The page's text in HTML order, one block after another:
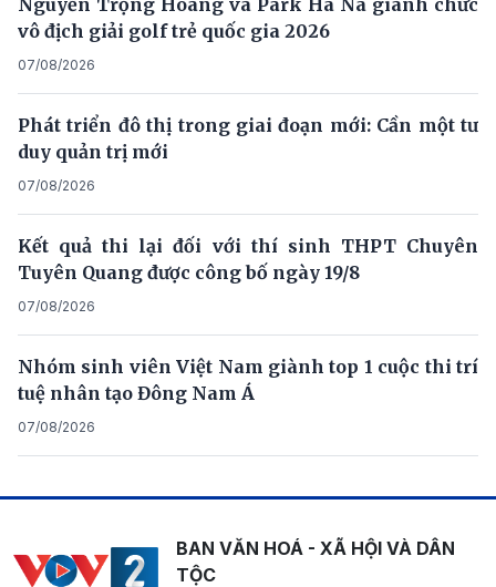
vô địch giải golf trẻ quốc gia 2026
07/08/2026
Phát triển đô thị trong giai đoạn mới: Cần một tư
duy quản trị mới
07/08/2026
Kết quả thi lại đối với thí sinh THPT Chuyên
Tuyên Quang được công bố ngày 19/8
07/08/2026
Nhóm sinh viên Việt Nam giành top 1 cuộc thi trí
tuệ nhân tạo Đông Nam Á
07/08/2026
BAN VĂN HOÁ - XÃ HỘI VÀ DÂN
TỘC